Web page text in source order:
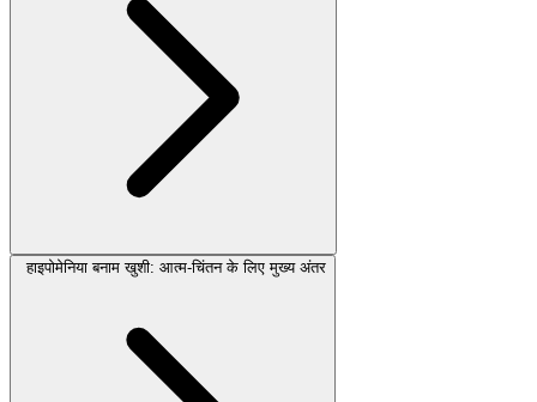
हाइपोमेनिया बनाम खुशी: आत्म-चिंतन के लिए मुख्य अंतर